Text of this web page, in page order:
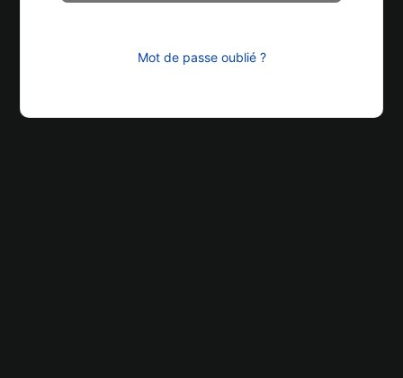
Mot de passe oublié ?